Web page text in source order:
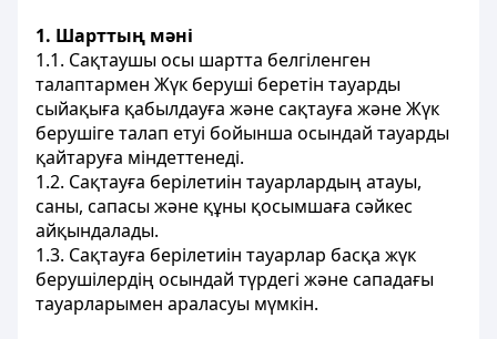
1. Шарттың мәнi
1.1. Сақтаушы осы шартта белгiленген
талаптармен Жүк берушi беретiн тауарды
сыйақыға қабылдауға және сақтауға және Жүк
берушiге талап етуi бойынша осындай тауарды
қайтаруға мiндеттенедi.
1.2. Сақтауға берiлетиiн тауарлардың атауы,
саны, сапасы және құны қосымшаға сәйкес
айқындалады.
1.3. Сақтауға берiлетиiн тауарлар басқа жүк
берушiлердiң осындай түрдегi және сападағы
тауарларымен араласуы мүмкiн.